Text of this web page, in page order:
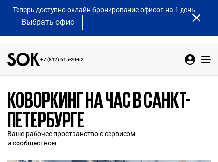
Теперь доступно онлайн-бронирование офисов на 1 день
Выбрать офис
+7 (812) 615-20-62
КОВОРКИНГ НА ЧАС В САНКТ-
ПЕТЕРБУРГЕ
Ваше рабочее пространство с сервисом
и сообществом